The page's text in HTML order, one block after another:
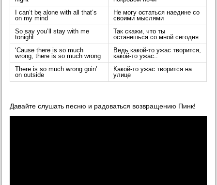
I can’t be alone with all that’s
on my mind
Не могу остаться наедине со
своими мыслями
So say you’ll stay with me
tonight
Так скажи, что ты
останешься со мной сегодня
‘Cause there is so much
wrong, there is so much wrong
Ведь какой-то ужас творится,
какой-то ужас..
There is so much wrong goin’
on outside
Какой-то ужас творится на
улице
Давайте слушать песню и радоваться возвращению Пинк!